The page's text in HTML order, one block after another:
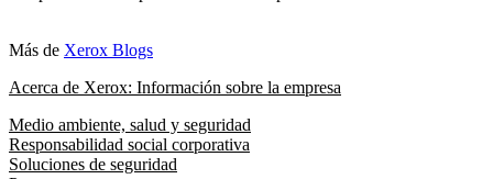
Más de Xerox Blogs
Acerca de Xerox: Información sobre la empresa
Medio ambiente, salud y seguridad
Responsabilidad social corporativa
Soluciones de seguridad